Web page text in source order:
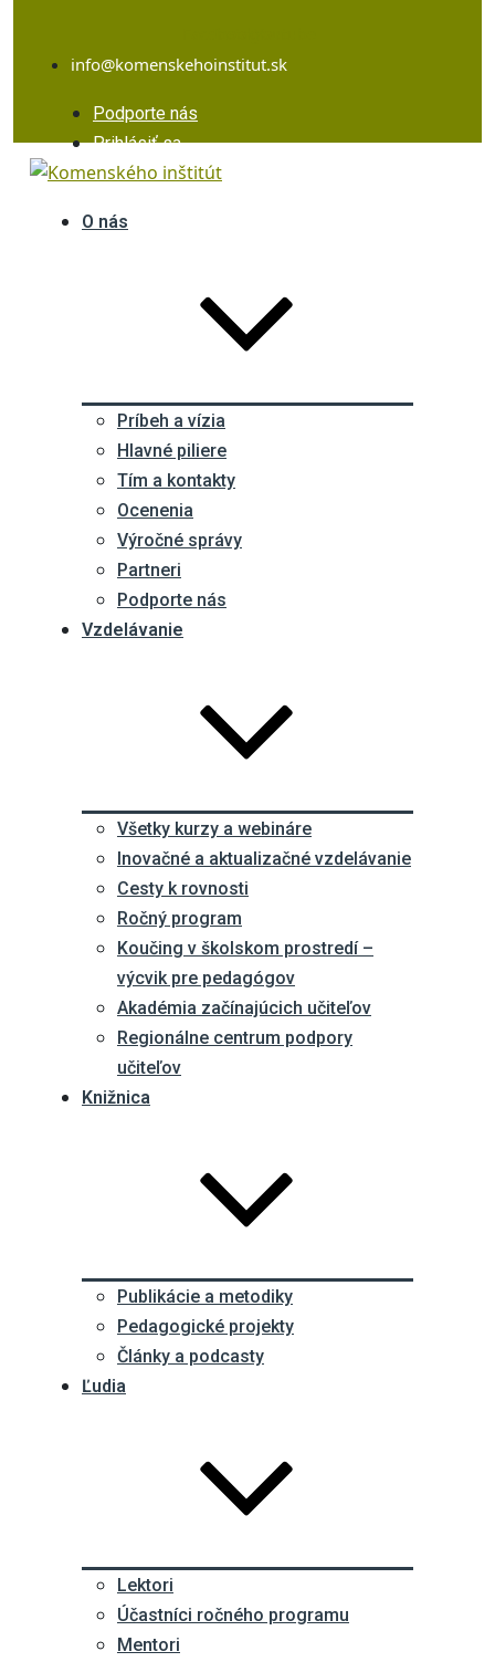
info@komenskehoinstitut.sk
Podporte nás
Prihlásiť sa
O nás
Príbeh a vízia
Hlavné piliere
Tím a kontakty
Ocenenia
Výročné správy
Partneri
Podporte nás
Vzdelávanie
Všetky kurzy a webináre
Inovačné a aktualizačné vzdelávanie
Cesty k rovnosti
Ročný program
Koučing v školskom prostredí –
výcvik pre pedagógov
Akadémia začínajúcich učiteľov
Regionálne centrum podpory
učiteľov
Knižnica
Publikácie a metodiky
Pedagogické projekty
Články a podcasty
Ľudia
Lektori
Účastníci ročného programu
Mentori